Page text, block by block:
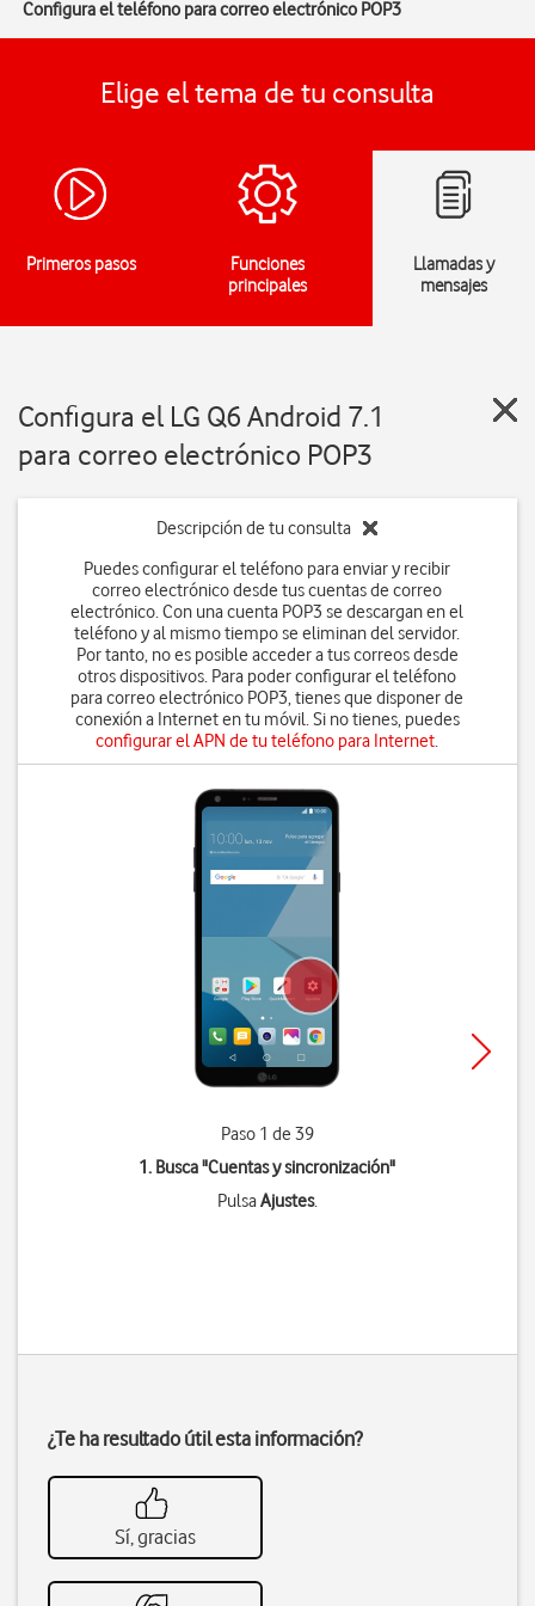
Configura el teléfono para correo electrónico POP3
Elige el tema de tu consulta
Primeros pasos
Funciones
principales
Llamadas y
mensajes
Configura el LG Q6 Android 7.1
para correo electrónico POP3
Descripción de tu consulta
Puedes configurar el teléfono para enviar y recibir
correo electrónico desde tus cuentas de correo
electrónico. Con una cuenta POP3 se descargan en el
teléfono y al mismo tiempo se eliminan del servidor.
Por tanto, no es posible acceder a tus correos desde
otros dispositivos. Para poder configurar el teléfono
para correo electrónico POP3, tienes que disponer de
conexión a Internet en tu móvil. Si no tienes, puedes
configurar el APN de tu teléfono para Internet.
Paso 1 de 39
1. Busca "Cuentas y sincronización"
PulsaAjustes.
¿Te ha resultado útil esta información?
Sí, gracias